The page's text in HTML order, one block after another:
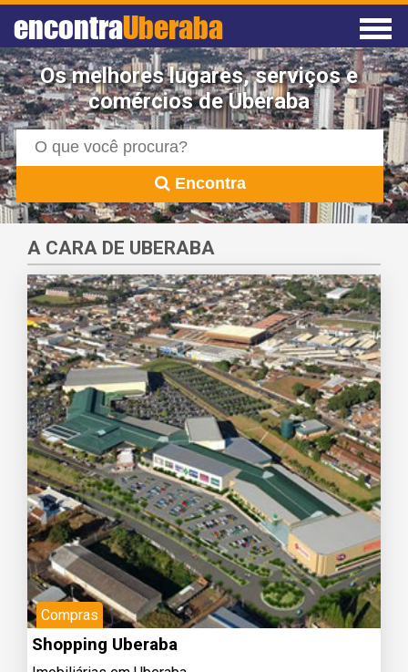
encontraUberaba
Os melhores lugares, serviços e
comércios de Uberaba
Encontra
A CARA DE UBERABA
Compras
Shopping Uberaba